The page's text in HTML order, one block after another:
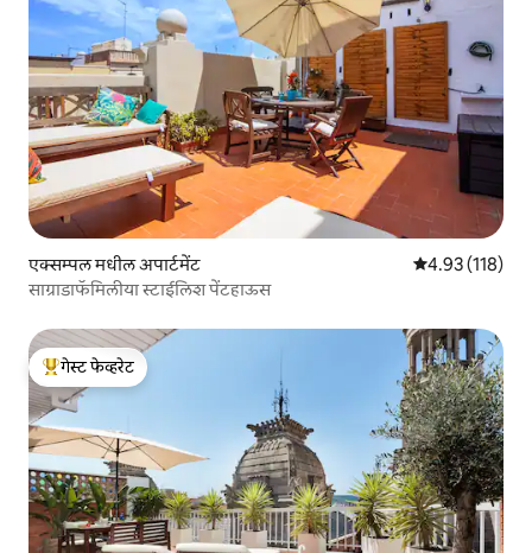
एक्सम्पल मधील अपार्टमेंट 5 पैकी 4.93
4.93 (118)
साग्राडाफॅमिलीया स्टाईलिश पेंटहाऊस
टॉप गेस्ट फेव्हरेट
गेस्ट फेव्हरेट